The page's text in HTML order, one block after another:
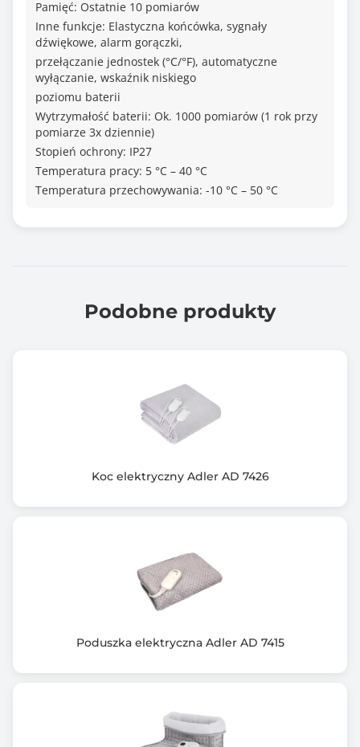
Pamięć: Ostatnie 10 pomiarów
Inne funkcje: Elastyczna końcówka, sygnały
dźwiękowe, alarm gorączki,
przełączanie jednostek (°C/°F), automatyczne
wyłączanie, wskaźnik niskiego
poziomu baterii
Wytrzymałość baterii: Ok. 1000 pomiarów (1 rok przy
pomiarze 3x dziennie)
Stopień ochrony: IP27
Temperatura pracy: 5 °C – 40 °C
Temperatura przechowywania: -10 °C – 50 °C
Podobne produkty
Koc elektryczny Adler AD 7426
Poduszka elektryczna Adler AD 7415